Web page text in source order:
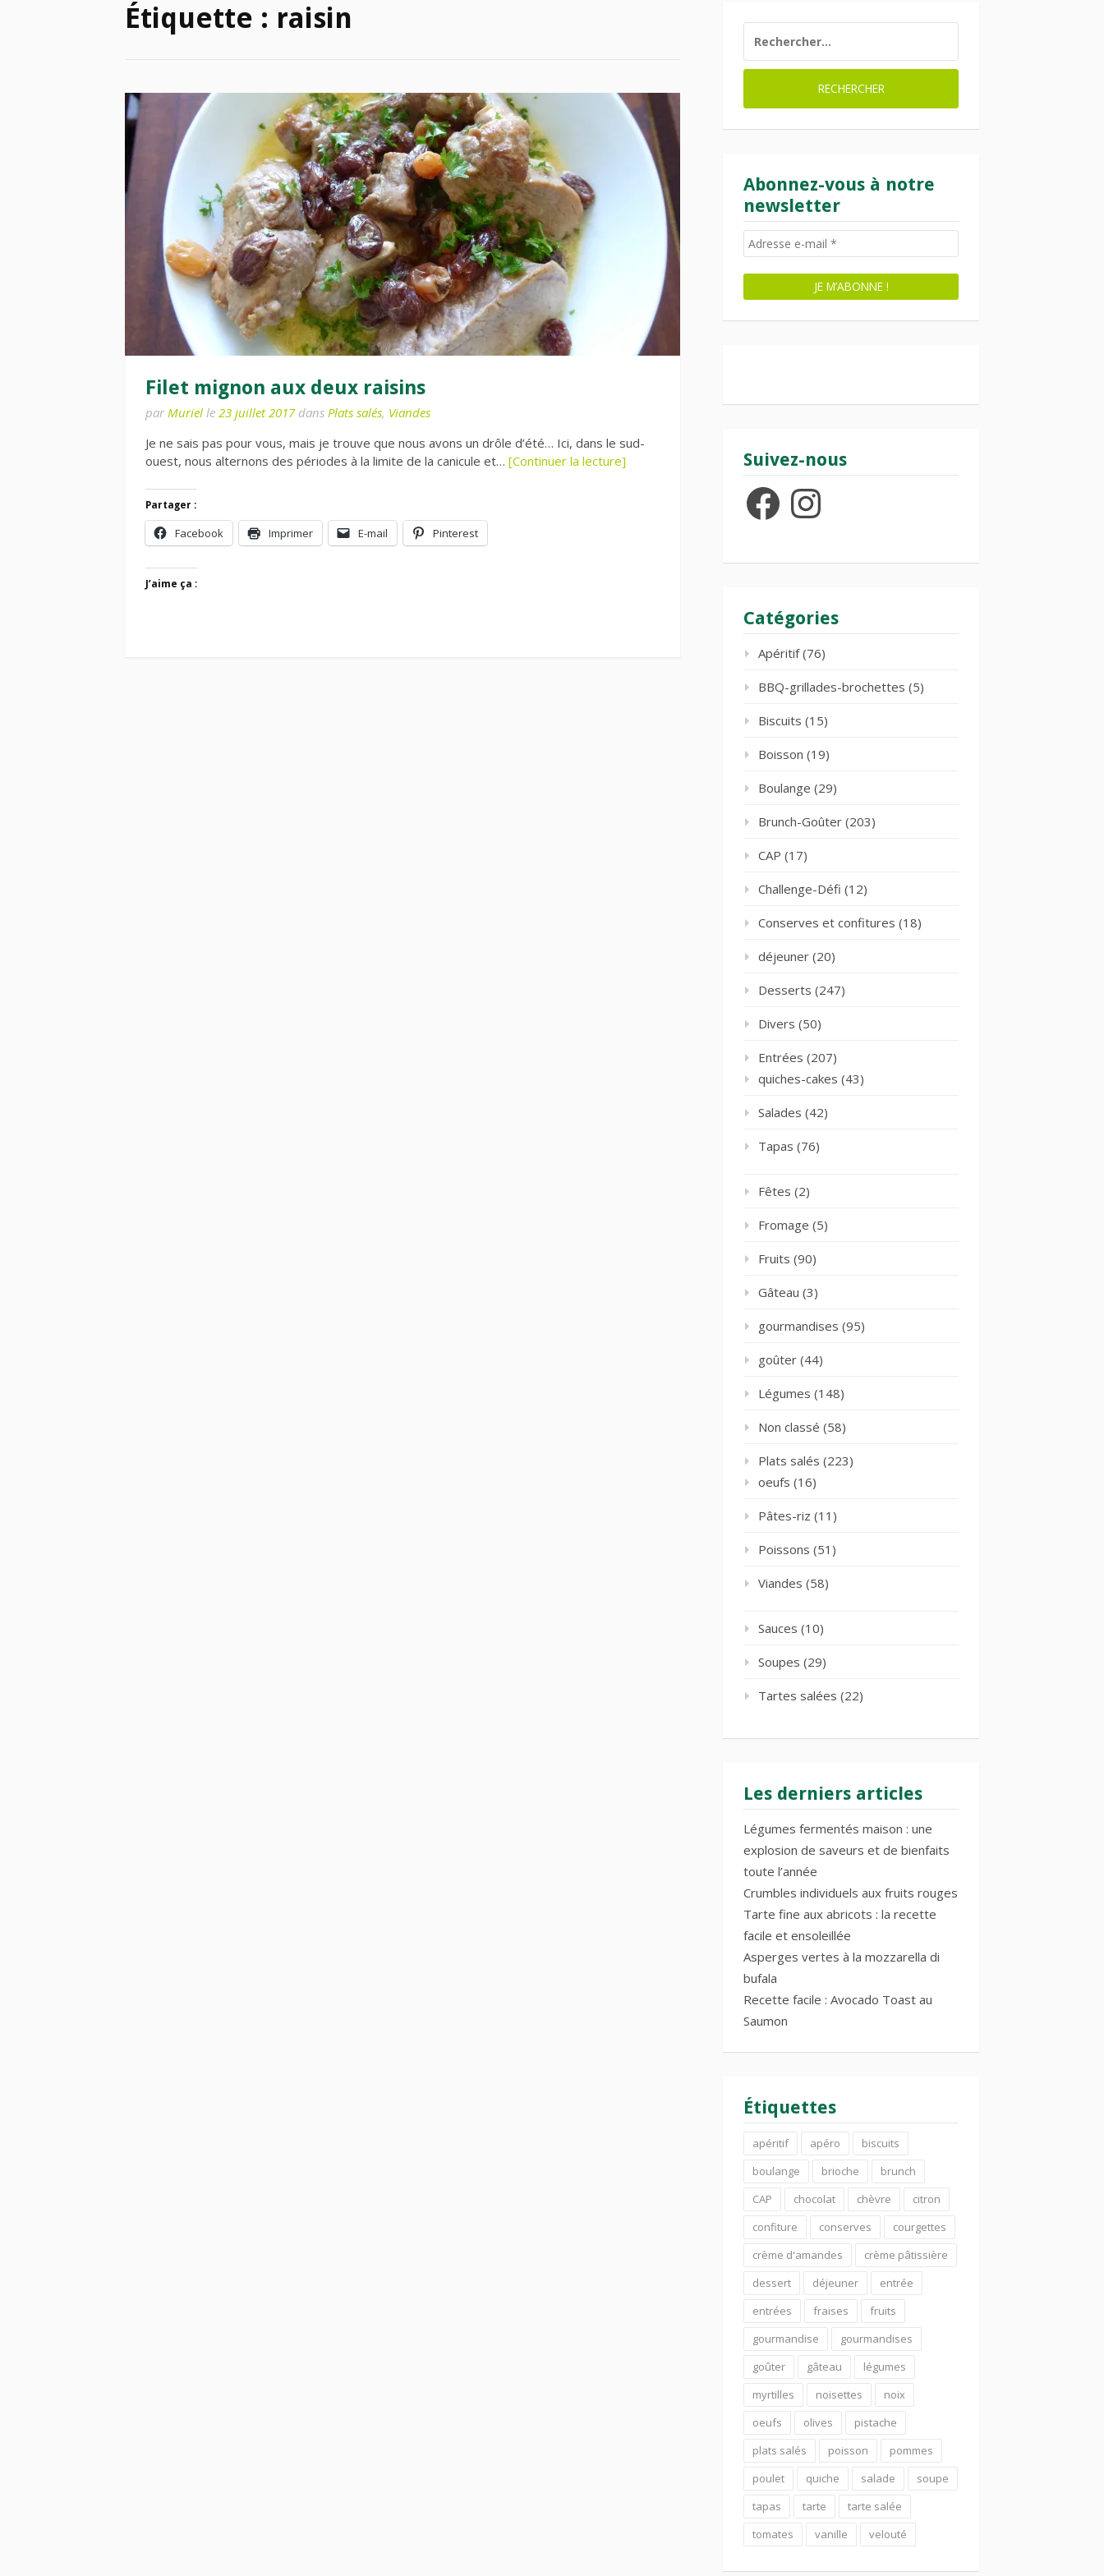
Étiquette : raisin
Filet mignon aux deux raisins
par Muriel le 23 juillet 2017dans Plats salés, Viandes
Je ne sais pas pour vous, mais je trouve que nous avons un drôle d’été… Ici, dans le sud-
ouest, nous alternons des périodes à la limite de la canicule et… [Continuer la lecture]
Partager :
Facebook Imprimer E-mail Pinterest
J’aime ça :
Abonnez-vous à notre
newsletter
Suivez-nous
FacebookInstagram
Catégories
Apéritif(76)
BBQ-grillades-brochettes (5)
Biscuits (15)
Boisson (19)
Boulange (29)
Brunch-Goûter (203)
CAP (17)
Challenge-Défi (12)
Conserves et confitures (18)
déjeuner (20)
Desserts (247)
Divers (50)
Entrées (207)
quiches-cakes (43)
Salades (42)
Tapas (76)
Fêtes (2)
Fromage (5)
Fruits (90)
Gâteau (3)
gourmandises (95)
goûter (44)
Légumes (148)
Non classé (58)
Plats salés (223)
oeufs (16)
Pâtes-riz (11)
Poissons (51)
Viandes (58)
Sauces (10)
Soupes (29)
Tartes salées (22)
Les derniers articles
Légumes fermentés maison : une
explosion de saveurs et de bienfaits
toute l’année
Crumbles individuels aux fruits rouges
Tarte fine aux abricots : la recette
facile et ensoleillée
Asperges vertes à la mozzarella di
bufala
Recette facile : Avocado Toast au
Saumon
Étiquettes
apéritif apéro
biscuits
boulange
brioche
brunch
CAP
chocolat chèvre
citron
confiture
conserves
courgettes
crème d'amandes
crème pâtissière
dessert
déjeuner
entrée
entrées
fraises
fruits
gourmandise
gourmandises
goûter
gâteau
légumes
myrtilles
noisettes
noix
oeufs
olives
pistache
plats salés
poisson
pommes
poulet
quiche salade
soupe
tapas
tarte
tarte salée
tomates
vanille velouté